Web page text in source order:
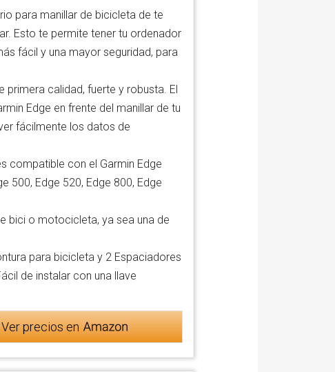
para manillar de bicicleta de te
Esto te permite tener tu ordenador
fácil y una mayor seguridad, para
calidad, fuerte y robusta. El
Edge en frente del manillar de tu
fácilmente los datos de
compatible con el Garmin Edge
500, Edge 520, Edge 800, Edge
bici o motocicleta, ya sea una de
para bicicleta y 2 Espaciadores
de instalar con una llave
precios en